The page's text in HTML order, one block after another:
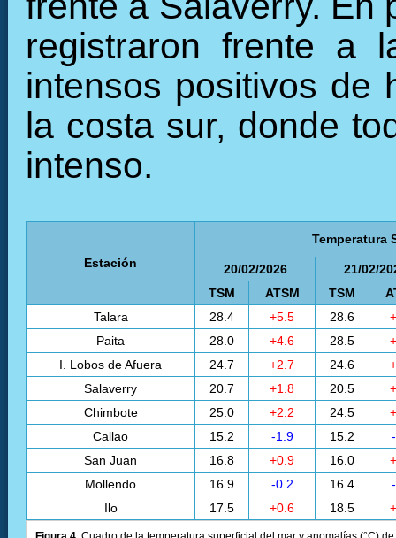
registraron frente a
intensos positivos de
la costa sur, donde
intenso.
Estación
Temperatura
20/02/2026
21/02/
TSM
ATSM TSM
Talara
28.4 +5.5 28.6
Paita
28.0 +4.6 28.5
I. Lobos de Afuera
24.7 +2.7 24.6
Salaverry
20.7 +1.8 20.5
Chimbote
25.0 +2.2 24.5
Callao
15.2 -1.9 15.2
San Juan
16.8 +0.9 16.0
Mollendo
16.9 -0.2 16.4
Ilo
17.5 +0.6 18.5